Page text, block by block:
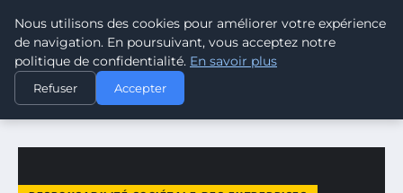
CLIMATE RESPONSE BLOG
ACCUEIL
RESPONSABILITÉ SOCIÉTALE DES ENTREPRISES
LE RÔLE DE LA TECHNOLOGIE DANS LE BILAN CARBONE
Nous utilisons des cookies pour améliorer votre expérience
de navigation. En poursuivant, vous acceptez notre
politique de confidentialité. En savoir plus
Refuser Accepter